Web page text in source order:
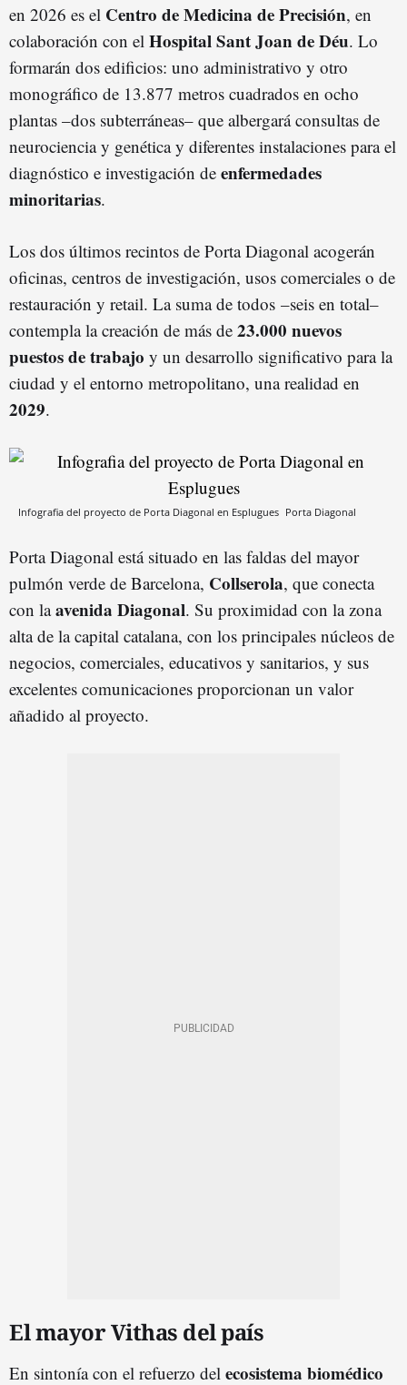
en 2026 es el Centro de Medicina de Precisión, en
colaboración con el Hospital Sant Joan de Déu. Lo
formarán dos edificios: uno administrativo y otro
monográfico de 13.877 metros cuadrados en ocho
plantas –dos subterráneas– que albergará consultas de
neurociencia y genética y diferentes instalaciones para el
diagnóstico e investigación de enfermedades
minoritarias.
Los dos últimos recintos de Porta Diagonal acogerán
oficinas, centros de investigación, usos comerciales o de
restauración y retail. La suma de todos –seis en total–
contempla la creación de más de 23.000 nuevos
puestos de trabajo y un desarrollo significativo para la
ciudad y el entorno metropolitano, una realidad en
2029.
Infografia del proyecto de Porta Diagonal en Esplugues Porta Diagonal
Porta Diagonal está situado en las faldas del mayor
pulmón verde de Barcelona, Collserola, que conecta
con laavenida Diagonal. Su proximidad con la zona
alta de la capital catalana, con los principales núcleos de
negocios, comerciales, educativos y sanitarios, y sus
excelentes comunicaciones proporcionan un valor
añadido al proyecto.
El mayor Vithas del país
En sintonía con el refuerzo del ecosistema biomédico